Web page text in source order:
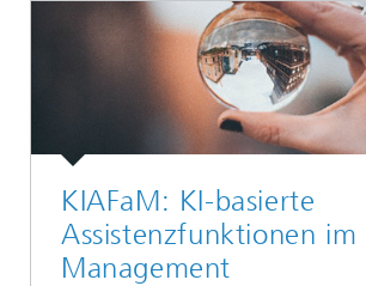
KIAFaM: KI-basierte
Assistenzfunktionen im
Management